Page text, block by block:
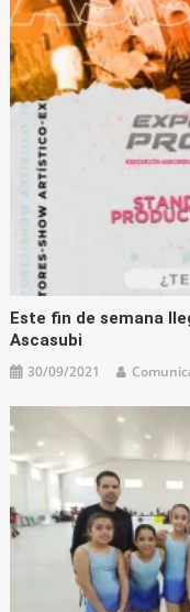
Este fin de semana
Ascasubi
30/09/2021